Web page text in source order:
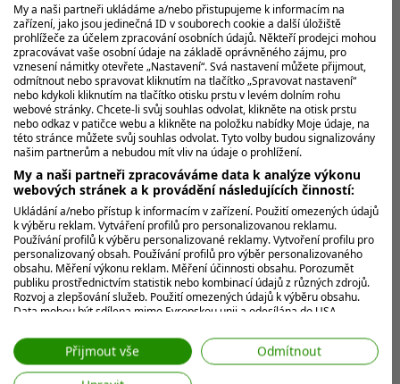
MOHLO BY VÁS ZAJÍMAT
My a naši partneři ukládáme a/nebo přistupujeme k informacím na
zařízení, jako jsou jedinečná ID v souborech cookie a další úložiště
prohlížeče za účelem zpracování osobních údajů. Někteří prodejci mohou
zpracovávat vaše osobní údaje na základě oprávněného zájmu, pro
vznesení námitky otevřete „Nastavení“. Svá nastavení můžete přijmout,
odmítnout nebo spravovat kliknutím na tlačítko „Spravovat nastavení“
nebo kdykoli kliknutím na tlačítko otisku prstu v levém dolním rohu
webové stránky. Chcete-li svůj souhlas odvolat, klikněte na otisk prstu
nebo odkaz v patičce webu a klikněte na položku nabídky Moje údaje, na
této stránce můžete svůj souhlas odvolat. Tyto volby budou signalizovány
našim partnerům a nebudou mít vliv na údaje o prohlížení.
My a naši partneři zpracováváme data k analýze výkonu
webových stránek a k provádění následujících činností:
Ukládání a/nebo přístup k informacím v zařízení. Použití omezených údajů
k výběru reklam. Vytváření profilů pro personalizovanou reklamu.
Používání profilů k výběru personalizované reklamy. Vytvoření profilu pro
personalizovaný obsah. Používání profilů pro výběr personalizovaného
obsahu. Měření výkonu reklam. Měření účinnosti obsahu. Porozumět
publiku prostřednictvím statistik nebo kombinací údajů z různých zdrojů.
Rozvoj a zlepšování služeb. Použití omezených údajů k výběru obsahu.
Data mohou být sdílena mimo Evropskou unii a odesílána do USA.
web/aplikaci.
Zobrazit seznam partnerů (7 Prodejci IAB)
Přijmout vše
Odmítnout